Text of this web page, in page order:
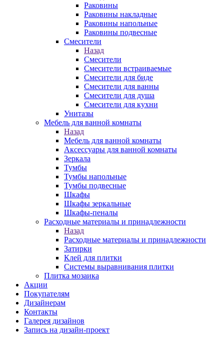
Раковины
Раковины накладные
Раковины напольные
Раковины подвесные
Смесители
Назад
Смесители
Смесители встраиваемые
Смесители для биде
Смесители для ванны
Смесители для душа
Смесители для кухни
Унитазы
Мебель для ванной комнаты
Назад
Мебель для ванной комнаты
Аксессуары для ванной комнаты
Зеркала
Тумбы
Тумбы напольные
Тумбы подвесные
Шкафы
Шкафы зеркальные
Шкафы-пеналы
Расходные материалы и принадлежности
Назад
Расходные материалы и принадлежности
Затирки
Клей для плитки
Системы выравнивания плитки
Плитка мозаика
Акции
Покупателям
Дизайнерам
Контакты
Галерея дизайнов
Запись на дизайн-проект